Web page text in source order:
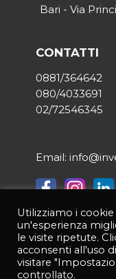
Bari - Via
CONTATTI
0881/364642
080/4033691
02/72546345
Email:
© 2021 INVESTIMENTI
03950190714 |Privacy
Utilizziamo i
un'esperienza
le visite ripetute.
acconsenti all'uso
visitare
controllato.